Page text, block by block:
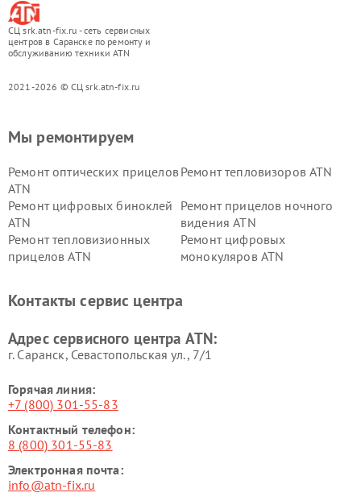
СЦ srk.atn-fix.ru - сеть сервисных
центров в Саранске по ремонту и
обслуживанию техники ATN
2021-2026 © СЦ srk.atn-fix.ru
Мы ремонтируем
Ремонт оптических прицелов
ATN
Ремонт тепловизоров ATN
Ремонт цифровых биноклей
ATN
Ремонт прицелов ночного
видения ATN
Ремонт тепловизионных
прицелов ATN
Ремонт цифровых
монокуляров ATN
Контакты сервис центра
Адрес сервисного центра ATN:
г. Саранск, Севастопольская ул., 7/1
Горячая линия:
+7 (800) 301-55-83
Контактный телефон:
8 (800) 301-55-83
Электронная почта:
info@atn-fix.ru